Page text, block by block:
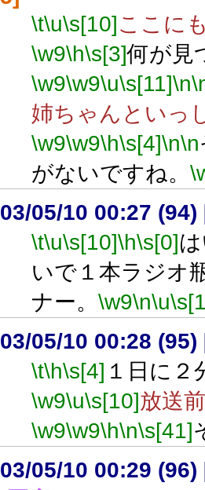
\t\u\s[10]ここに
\w9\h\s[3]何が見
\w9\w9\u\s[11]\n
姉ちゃんといっ
\w9\w9\h\s[4]\n\n
がないですね。
03/05/10 00:27 (94)
\t\u\s[10]\h\s[0]
いで１本ラジオ
ナー。 \w9\n\u
03/05/10 00:28 (95)
\t\h\s[4] １日に２
\w9\u\s[10]放送
\w9\w9\h\n\s[41]
03/05/10 00:29 (96)